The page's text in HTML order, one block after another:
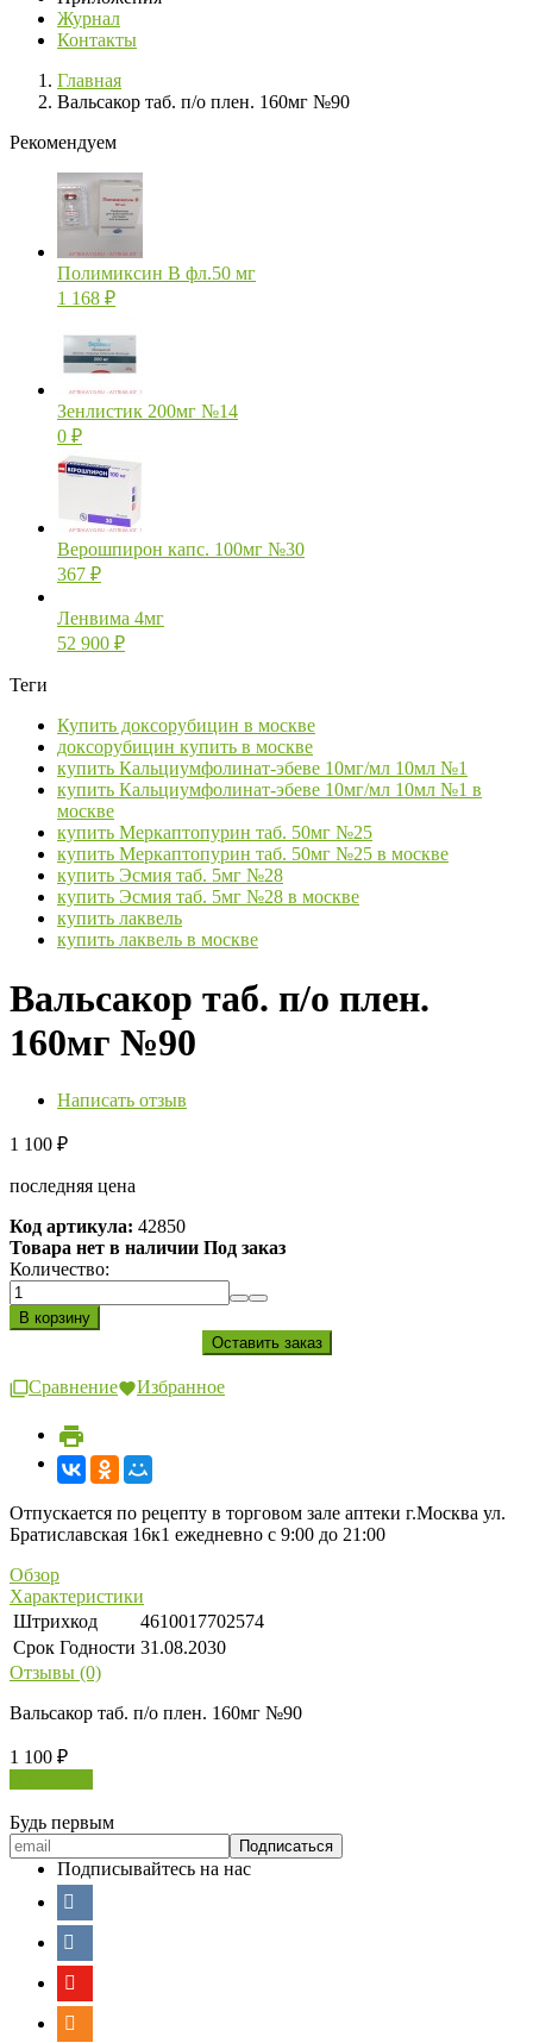
Журнал
Контакты
Главная
Вальсакор таб. п/о плен. 160мг №90
Рекомендуем
Полимиксин В фл.50 мг
1 168 ₽
Зенлистик 200мг №14
0 ₽
Верошпирон капс. 100мг №30
367 ₽
Ленвима 4мг
52 900 ₽
Теги
Купить доксорубицин в москве
доксорубицин купить в москве
купить Кальциумфолинат-эбеве 10мг/мл 10мл №1
купить Кальциумфолинат-эбеве 10мг/мл 10мл №1 в
москве
купить Меркаптопурин таб. 50мг №25
купить Меркаптопурин таб. 50мг №25 в москве
купить Эсмия таб. 5мг №28
купить Эсмия таб. 5мг №28 в москве
купить лаквель
купить лаквель в москве
Вальсакор таб. п/о плен.
160мг №90
Написать отзыв
1 100 ₽
последняя цена
Код артикула: 42850
Товара нет в наличии Под заказ
Количество:
Сравнение Избранное
Отпускается по рецепту в торговом зале аптеки г.Москва ул.
Братиславская 16к1 ежедневно с 9:00 до 21:00
Обзор
Характеристики
Штрихкод
4610017702574
Срок Годности 31.08.2030
Отзывы (0)
Вальсакор таб. п/о плен. 160мг №90
1 100 ₽
Будь первым
Подписывайтесь на нас